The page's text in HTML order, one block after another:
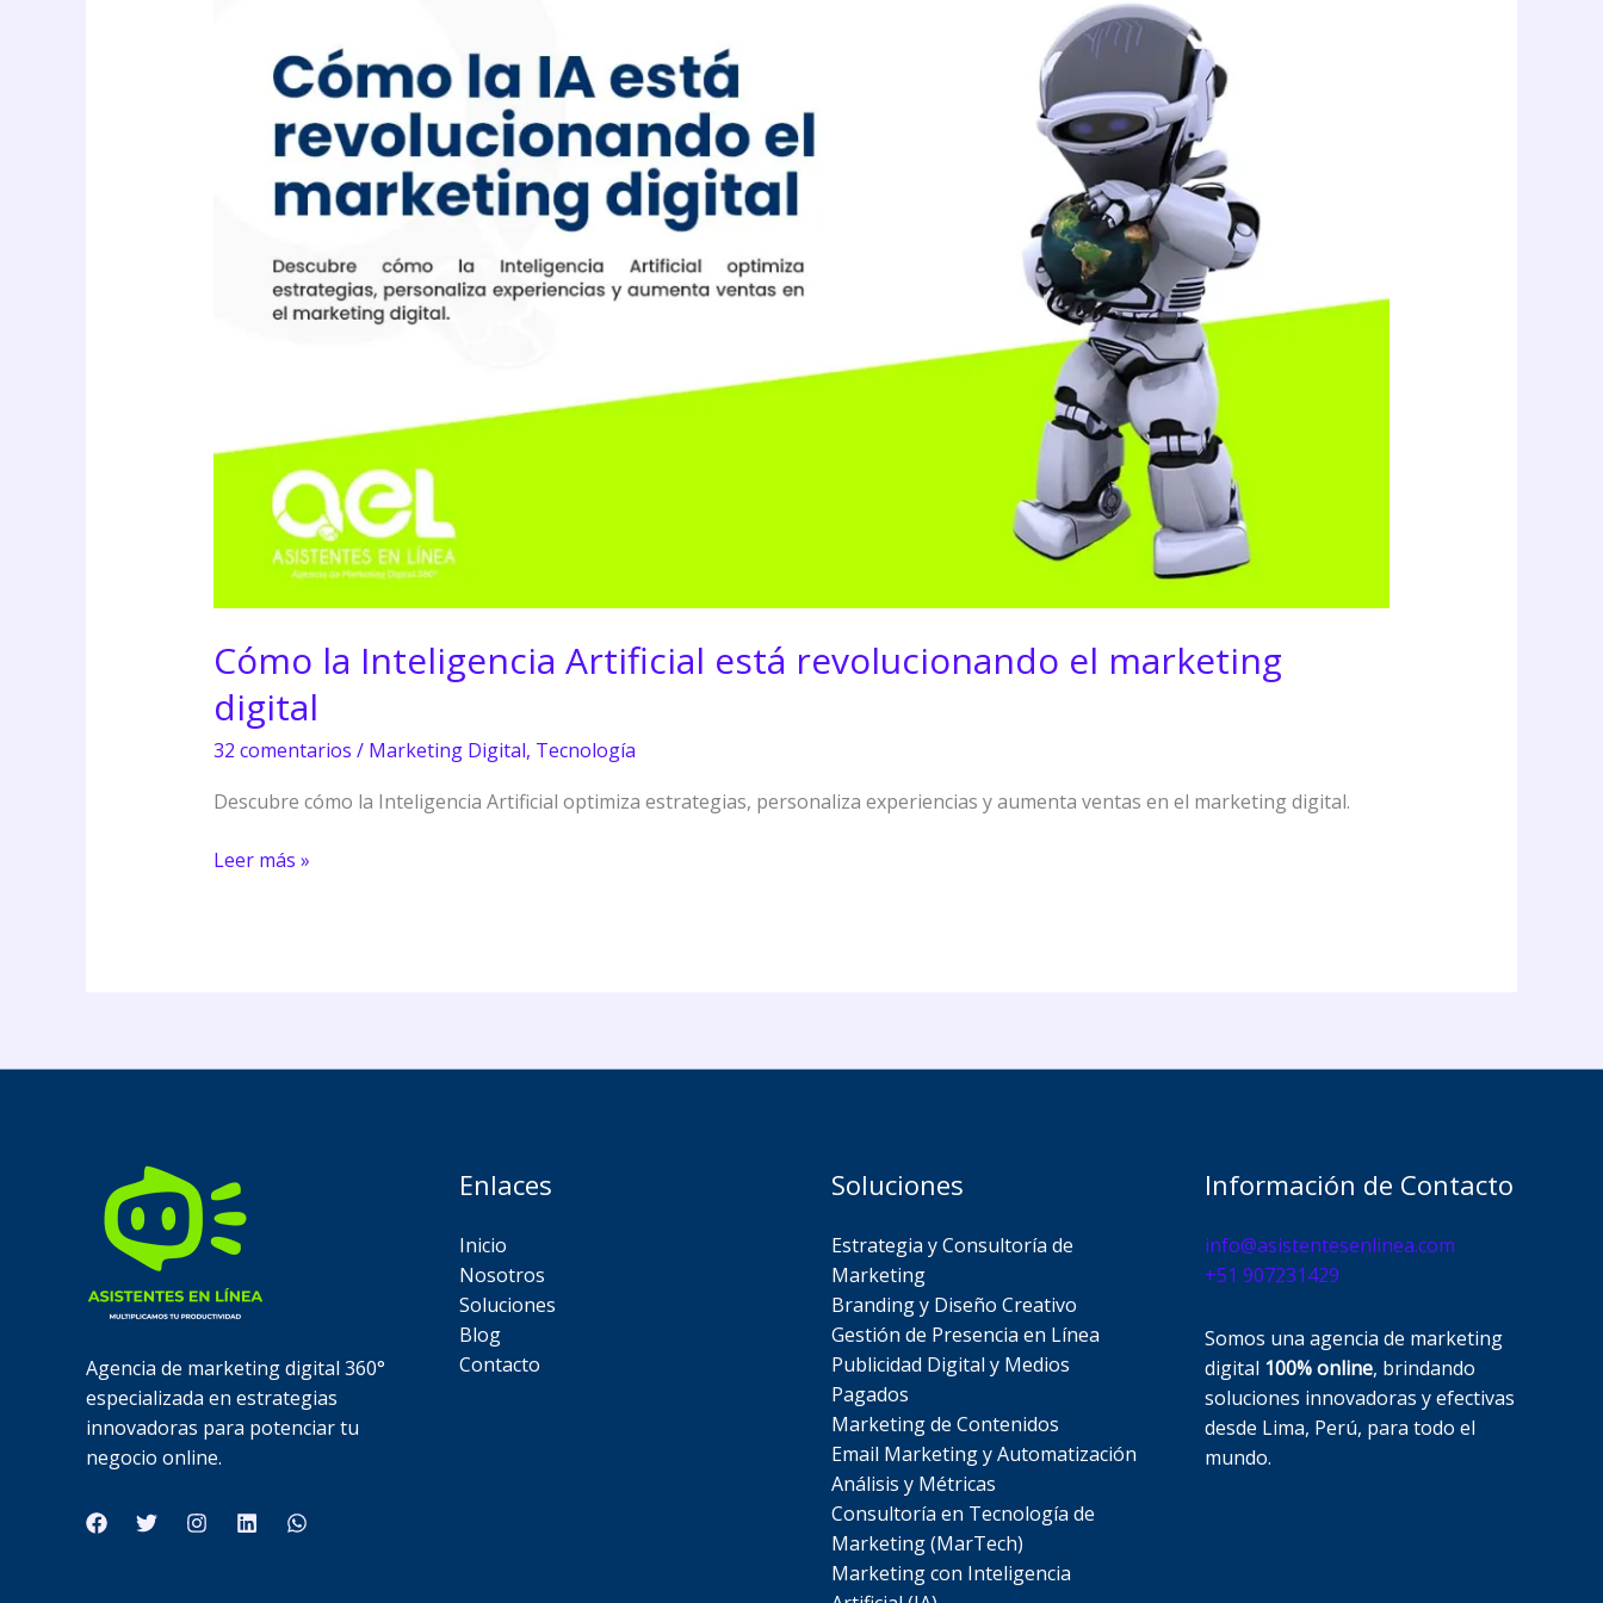
Cómo la Inteligencia Artificial está revolucionando el marketing
digital
32 comentarios / Marketing Digital, Tecnología
Descubre cómo la Inteligencia Artificial optimiza estrategias, personaliza experiencias y aumenta ventas en el marketing digital.
Inteligencia
Artificial
revolucionando
marketing
Leer más »
Agencia de marketing digital 360°
especializada en estrategias
innovadoras para potenciar tu
negocio online.
Enlaces
Inicio
Nosotros
Soluciones
Blog
Contacto
Soluciones
Estrategia y Consultoría de
Marketing
Branding y Diseño Creativo
Gestión de Presencia en Línea
Publicidad Digital y Medios
Pagados
Marketing de Contenidos
Email Marketing y Automatización
Análisis y Métricas
Consultoría en Tecnología de
Marketing (MarTech)
Marketing con Inteligencia
Información de Contacto
info@asistentesenlinea.com​
+51 907231429
Somos una agencia de marketing
digital 100% online, brindando
soluciones innovadoras y efectivas
desde Lima, Perú, para todo el
mundo.